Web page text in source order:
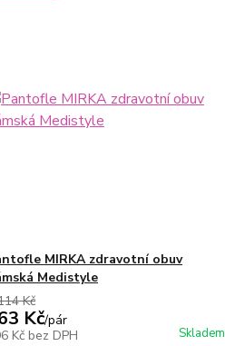
MIRKA zdravotní obuv
Medistyle
Kč
Kč/pár
Kč bez DPH Skladem